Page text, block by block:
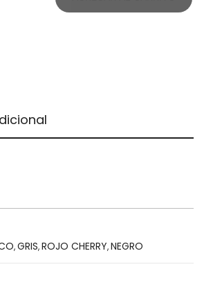
,GRIS,ROJO CHERRY,NEGRO